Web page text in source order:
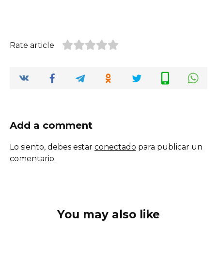
Rate article
Add a comment
Lo siento, debes estar conectado para publicar un
comentario.
You may also like